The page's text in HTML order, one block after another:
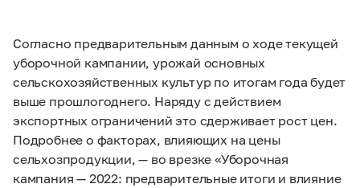
Согласно предварительным данным о ходе текущей
уборочной кампании, урожай основных
сельскохозяйственных культур по итогам года будет
выше прошлогоднего. Наряду с действием
экспортных ограничений это сдерживает рост цен.
Подробнее о факторах, влияющих на цены
сельхозпродукции, — во врезке «Уборочная
кампания — 2022: предварительные итоги и влияние